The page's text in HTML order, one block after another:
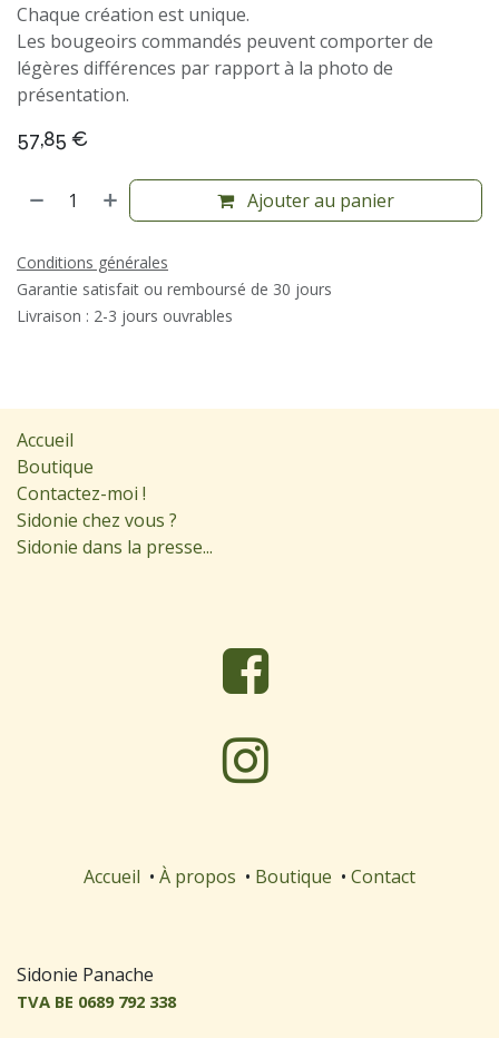
Chaque création est unique.
Les bougeoirs commandés peuvent comporter de
légères différences par rapport à la photo de
présentation.
57,85 €
Ajouter au panier
Conditions générales
Garantie satisfait ou remboursé de 30 jours
Livraison : 2-3 jours ouvrables
Accueil
Boutique
Contactez-moi !
Sidonie chez vous ?
Sidonie dans la presse...
Accueil • À propos • Boutique • Contact
Sidonie Panache
TVA BE 0689 792 338